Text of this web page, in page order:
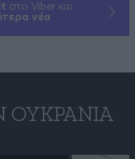
στο Viber και
νέα